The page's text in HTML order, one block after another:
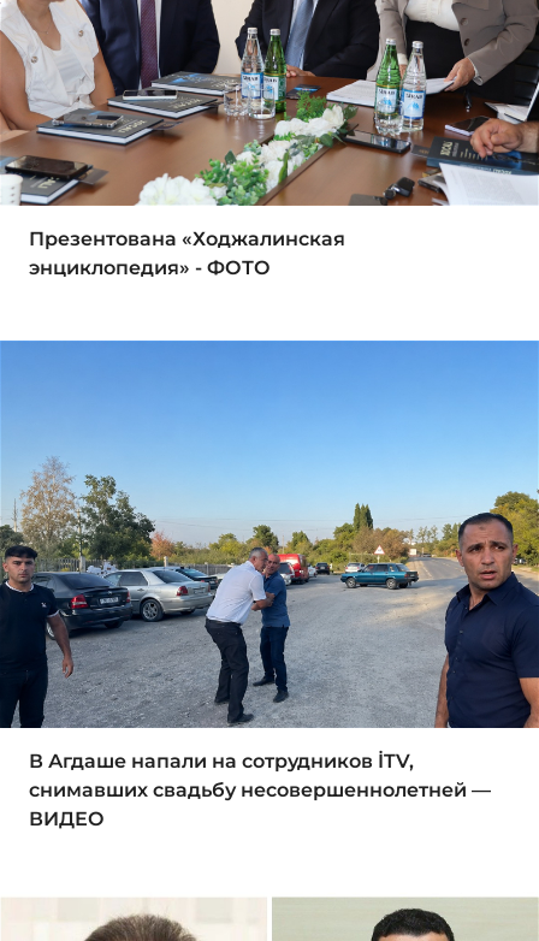
Презентована «Ходжалинская
энциклопедия» - ФОТО
В Агдаше напали на сотрудников İTV,
снимавших свадьбу несовершеннолетней —
ВИДЕО